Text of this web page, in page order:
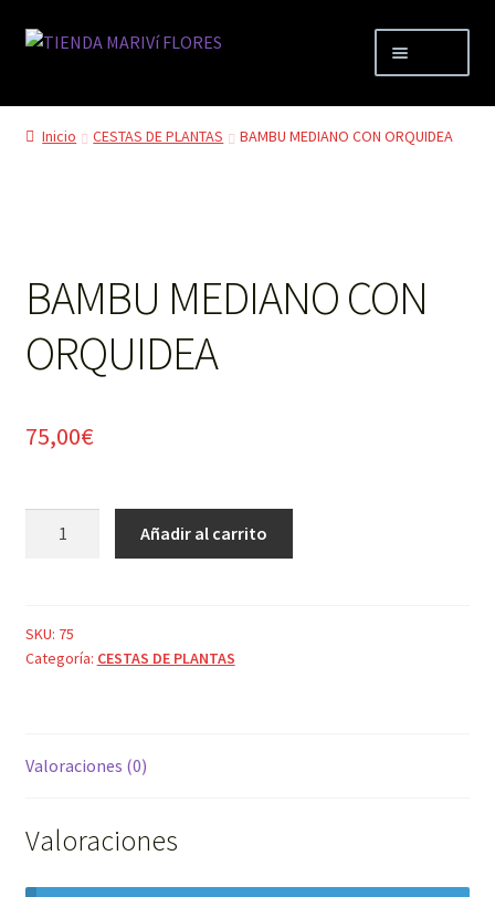
Ir
Ir
TIENDA
el
FLORISTERIA MARIVÍ
Inicio CESTAS DE PLANTAS BAMBU MEDIANO CON ORQUIDEA
BAMBU MEDIANO CON
ORQUIDEA
75,00€
cantidad
Añadir al carrito
SKU: 75
Categoría: CESTAS DE PLANTAS
Valoraciones (0)
Valoraciones